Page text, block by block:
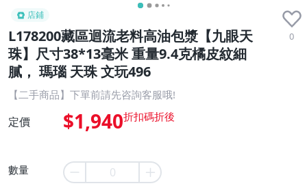
店鋪
L178200藏區迴流老料高油包漿【九眼天
珠】尺寸38*13毫米 重量9.4克橘皮紋細
膩， 瑪瑙 天珠 文玩496
0
【二手商品】下單前請先咨詢客服哦!
定價 $1,940
數量